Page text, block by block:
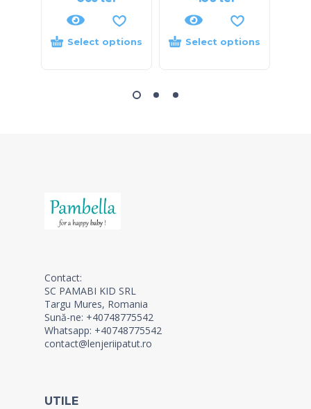
Select options Select options
Contact:
SC PAMABI KID SRL
Targu Mures, Romania
Sună-ne: +40748775542
Whatsapp: +40748775542
contact@lenjeriipatut.ro
UTILE